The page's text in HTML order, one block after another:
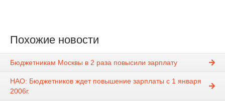
Похожие новости
Бюджетникам Москвы в 2 раза повысили зарплату
НАО: Бюджетников ждет повышение зарплаты с 1 января
2006г.